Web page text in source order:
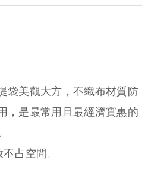
袋美觀大方，不織布材質防
，是最常用且最經濟實惠的
占空間。